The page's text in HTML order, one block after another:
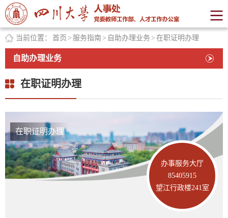
当前位置： 首页 > 服务指南 > 自助办理业务 > 在职证明办理
自助办理业务
在职证明办理
在职证明办理
办事服务大厅
85405915
望江行政楼241室